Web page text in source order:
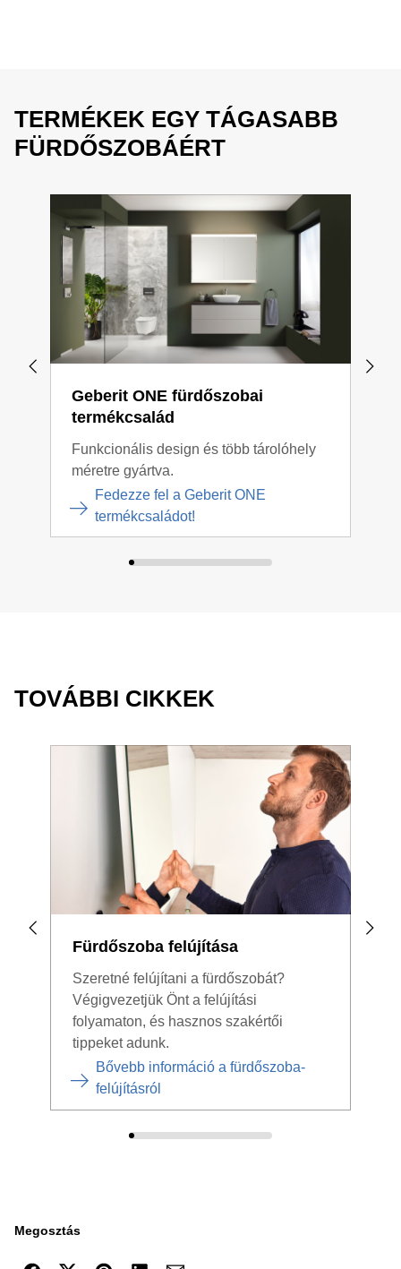
TERMÉKEK EGY TÁGASABB
FÜRDŐSZOBÁÉRT
Geberit ONE fürdőszobai
termékcsalád
Funkcionális design és több tárolóhely
méretre gyártva.
Fedezze fel a Geberit ONE
termékcsaládot!
TOVÁBBI CIKKEK
Fürdőszoba felújítása
Szeretné felújítani a fürdőszobát?
Végigvezetjük Önt a felújítási
folyamaton, és hasznos szakértői
tippeket adunk.
Bővebb információ a fürdőszoba-
felújításról
Megosztás